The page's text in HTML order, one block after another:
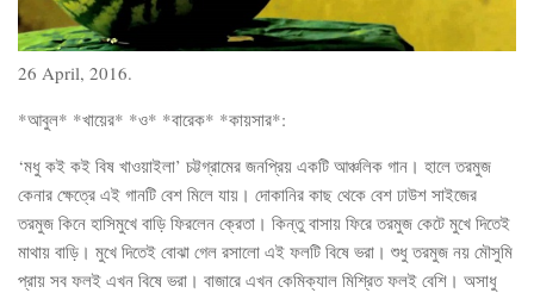
26 April, 2016.
*আবুল* *খায়ের* *ও* *বারেক* *কায়সার*:
‘মধু কই কই বিষ খাওয়াইলা’ চট্টগ্রামের জনপ্রিয় একটি আঞ্চলিক গান। হালে তরমুজ
কেনার ক্ষেত্রে এই গানটি বেশ মিলে যায়। দোকানির কাছ থেকে বেশ ঢাউশ সাইজের
তরমুজ কিনে হাসিমুখে বাড়ি ফিরলেন ক্রেতা। কিন্তু বাসায় ফিরে তরমুজ কেটে মুখে দিতেই
মাথায় বাড়ি। মুখে দিতেই বোঝা গেল রসালো এই ফলটি বিষে ভরা। শুধু তরমুজ নয় মৌসুমি
প্রায় সব ফলই এখন বিষে ভরা। বাজারে এখন কেমিক্যাল মিশ্রিত ফলই বেশি। অসাধু